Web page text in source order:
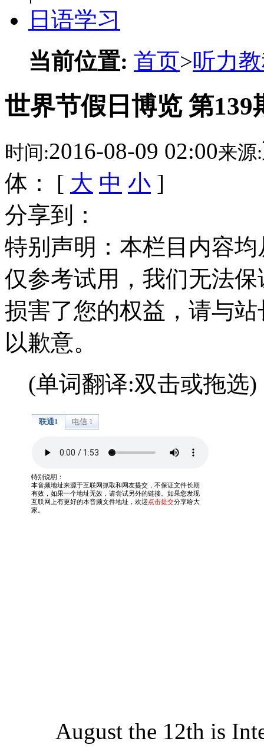
日语学习
当前位置: 首页>听力
世界节假日博览 第139
时间:2016-08-09 02:00来源:
体： [ 大 中 小 ]
分享到：
特别声明：本栏目内容
仅参考试用，我们无法
损害了您的权益，请与
以歉意。
(单词翻译:双击或拖选)
August the 12th is